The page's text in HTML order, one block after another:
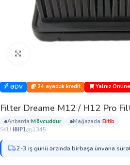
ƏDV 24 ayadək kredit Yalnız Online
Filter Dreame M12 / H12 Pro
anbarda: mövcuddur mağazada:
bi̇ti̇b
SKU: HHP1 1345
2-3 iş günü ərzində birbaşa ünvana